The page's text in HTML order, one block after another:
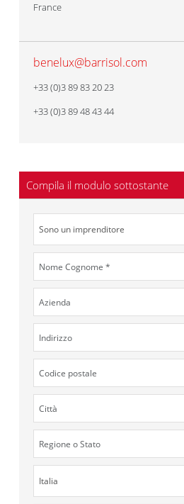
France
benelux@barrisol.com
+33 (0)3 89 83 20 23
+33 (0)3 89 48 43 44
Compila il modulo sottostante